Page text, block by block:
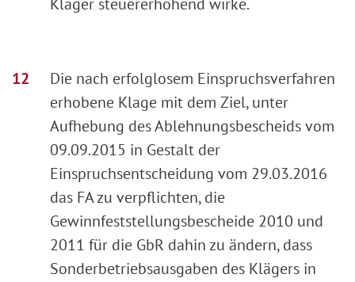
Die nach erfolglosem Einspruchsverfahren
erhobene Klage mit dem Ziel, unter
Aufhebung des Ablehnungsbescheids vom
09.09.2015 in Gestalt der
Einspruchsentscheidung vom 29.03.2016
das FA zu verpflichten, die
Gewinnfeststellungsbescheide 2010 und
2011 für die GbR dahin zu ändern, dass
Sonderbetriebsausgaben des Klägers in